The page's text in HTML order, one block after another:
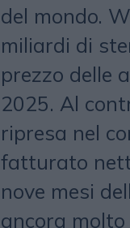
del mondo.
miliardi di
prezzo delle
2025. Al
ripresa nel
fatturato
nove mesi
ancora